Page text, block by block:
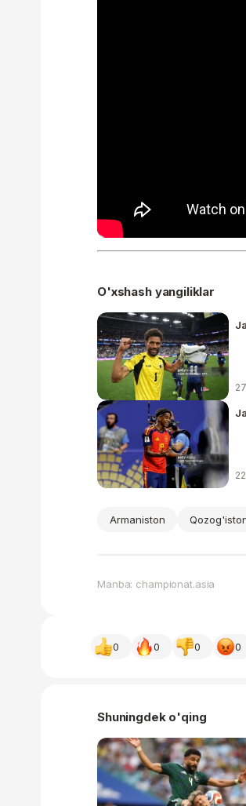
O'xshash yangiliklar
Armaniston
Manba: championat.asia
0 0 0 0
Shuningdek o'qing